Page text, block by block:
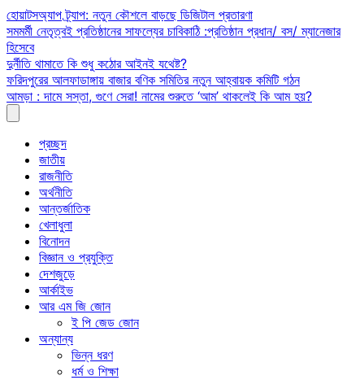
Skip
to
content
হোয়াটসঅ্যাপ ট্র্যাপ: নতুন কৌশলে বাড়ছে ডিজিটাল প্রতারণা
সমমর্মী নেতৃত্বই প্রতিষ্ঠানের সাফল্যের চাবিকাঠি :প্রতিষ্ঠান প্রধান/ বস/ ম্যানেজার
হিসেবে
দুর্নীতি থামাতে কি শুধু কঠোর আইনই যথেষ্ট?
ফরিদপুরের আলফাডাঙ্গায় বাজার বণিক সমিতির নতুন আহ্বায়ক কমিটি গঠন
আমড়া : দামে সস্তা, গুণে সেরা! নামের শুরুতে ‘আম’ থাকলেই কি আম হয়?
প্রচ্ছদ
জাতীয়
রাজনীতি
অর্থনীতি
আন্তর্জাতিক
খেলাধুলা
বিনোদন
বিজ্ঞান ও প্রযুক্তি
দেশজুড়ে
আর্কাইভ
আর এম জি জোন
ই পি জেড জোন
অন্যান্য
ভিন্ন ধরণ
ধর্ম ও শিক্ষা